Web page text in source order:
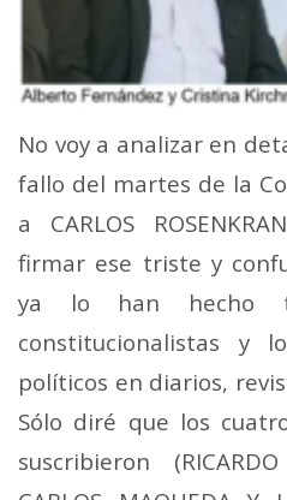
No voy a analizar en
fallo del martes de la
a CARLOS
firmar ese triste y
ya lo han hecho
constitucionalistas y
políticos en diarios,
Sólo diré que los
suscribieron